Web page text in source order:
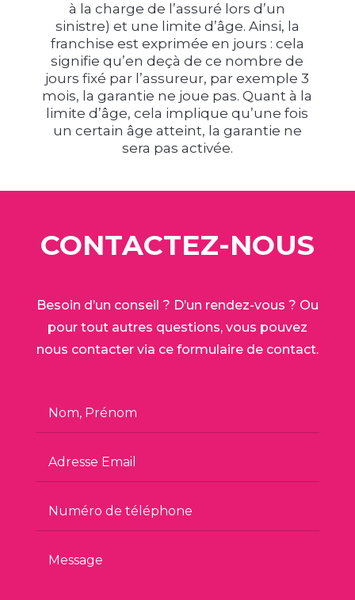
à la charge de l’assuré lors d’un
sinistre) et une limite d’âge. Ainsi, la
franchise est exprimée en jours : cela
signifie qu’en deçà de ce nombre de
jours fixé par l’assureur, par exemple 3
mois, la garantie ne joue pas. Quant à la
limite d’âge, cela implique qu’une fois
un certain âge atteint, la garantie ne
sera pas activée.
CONTACTEZ-NOUS
Besoin d’un conseil ? D’un rendez-vous ? Ou
pour tout autres questions, vous pouvez
nous contacter via ce formulaire de contact.